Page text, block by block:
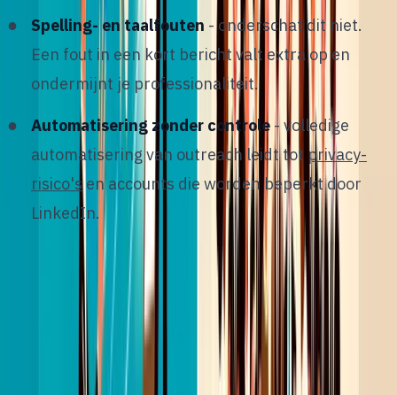
Spelling- en taalfouten - onderschat dit niet.
Een fout in een kort bericht valt extra op en
ondermijnt je professionaliteit.
Automatisering zonder controle - volledige
automatisering van outreach leidt tot privacy-
risico'sen accounts die worden beperkt door
LinkedIn.
LinkedIn outreach meten en
verbeteren